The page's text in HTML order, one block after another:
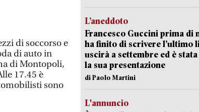
di soccorso e
di auto in
di Montopoli,
17.45 è
sono
L’aneddoto
Francesco Guccini prima di
ha finito di scrivere l’ultimo
uscirà a settembre ed è stata
la sua presentazione
di Paolo Martini
L'annuncio